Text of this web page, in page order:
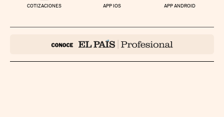
COTIZACIONES APP IOS APP ANDROID